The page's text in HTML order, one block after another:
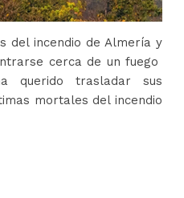
del incendio de Almería y
cerca de un fuego
querido trasladar sus
mortales del incendio